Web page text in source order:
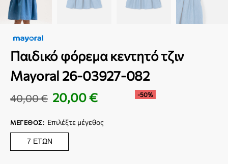
Παιδικό φόρεμα κεντητό τζιν
Mayoral 26-03927-082
40,00€ 20,00€ -50%
ΜΈΓΕΘΟΣ: Επιλέξτε μέγεθος
7 ΕΤΏΝ